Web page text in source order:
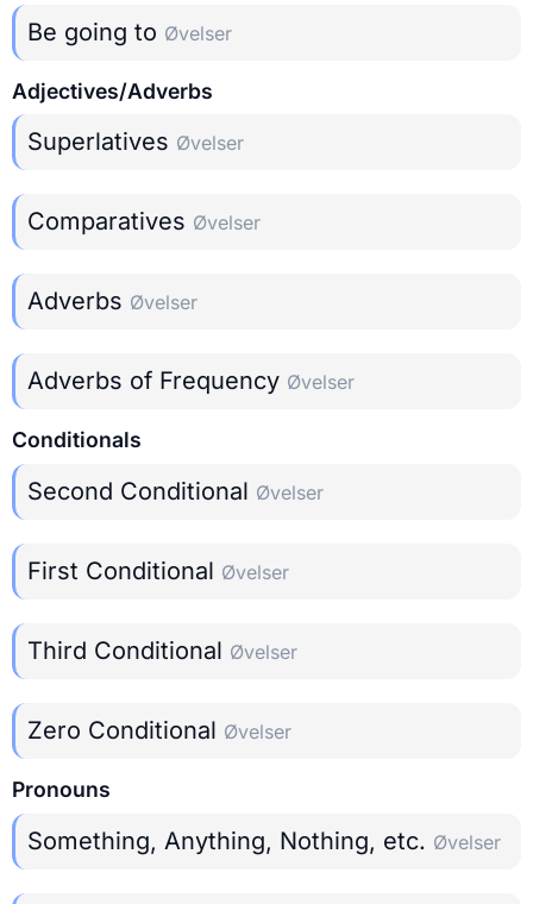
Be going to Øvelser
Adjectives/Adverbs
Superlatives Øvelser
Comparatives Øvelser
Adverbs Øvelser
Adverbs of Frequency Øvelser
Conditionals
Second Conditional Øvelser
First Conditional Øvelser
Third Conditional Øvelser
Zero Conditional Øvelser
Pronouns
Something, Anything, Nothing, etc. Øvelser